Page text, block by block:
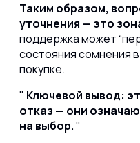
Таким образом,
уточнения — это
поддержка может
состояния сомнения
покупке.
Ключевой вывод:
отказ — они
на выбор.